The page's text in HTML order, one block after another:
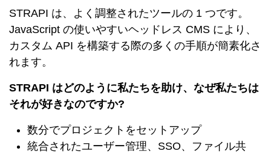
STRAPI は、よく調整されたツールの 1 つです。
JavaScript の使いやすいヘッドレス CMS により、
カスタム API を構築する際の多くの手順が簡素化さ
れます。
STRAPI はどのように私たちを助け、なぜ私たちは
それが好きなのですか?
数分でプロジェクトをセットアップ
統合されたユーザー管理、SSO、ファイル共